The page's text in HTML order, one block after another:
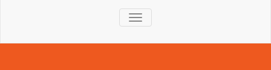
TOGGLE NAVIGATION